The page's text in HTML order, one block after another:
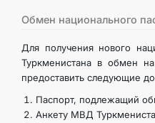
Обмен национального
Для получения нового
Туркменистана в обмен
предоставить следующие
Паспорт, подлежащий
Анкету МВД